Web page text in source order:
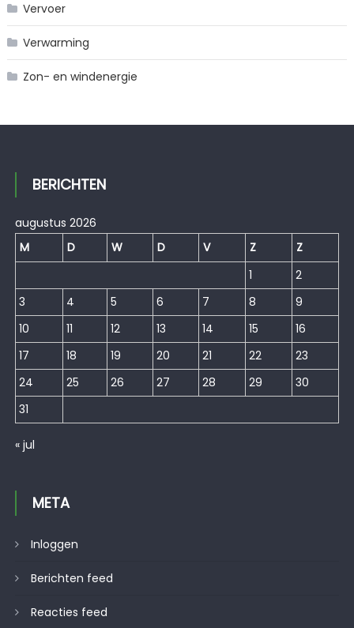
Vervoer
Verwarming
Zon- en windenergie
BERICHTEN
augustus 2026
M
D W D V Z
Z
1
2
3
4 5 6 7 8
9
10
11 12 13 14 15
16
17
18 19 20 21 22
23
24
25 26 27 28 29
30
31
« jul
META
Inloggen
Berichten feed
Reacties feed